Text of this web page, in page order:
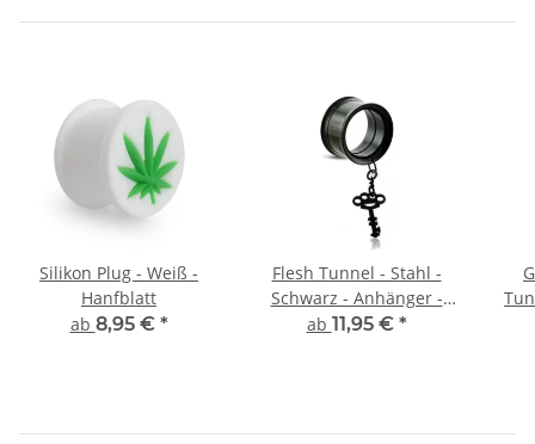
Silikon Plug - Weiß -
Hanfblatt
ab 8,95 € *
Flesh Tunnel - Stahl -
Schwarz - Anhänger -
Schlüssel
ab 11,95 € *